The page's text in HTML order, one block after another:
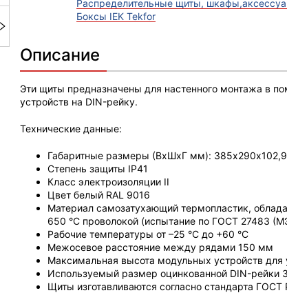
Распределительные щиты,
Боксы IEK Tekfor
Описание
Эти щиты предназначены для настенного монтажа в
устройств на DIN-рейку.
Технические данные:
Габаритные размеры (ВхШхГ мм): 385х290х102,9
Степень защиты IP41
Класс электроизоляции II
Цвет белый RAL 9016
Материал самозатухающий термопластик,
650 °С проволокой (испытание по ГОСТ 27483
Рабочие температуры от –25 °С до +60 °С
Межосевое расстояние между рядами 150 мм
Максимальная высота модульных устройств
Используемый размер оцинкованной DIN-рейки
Щиты изготавливаются согласно стандарта